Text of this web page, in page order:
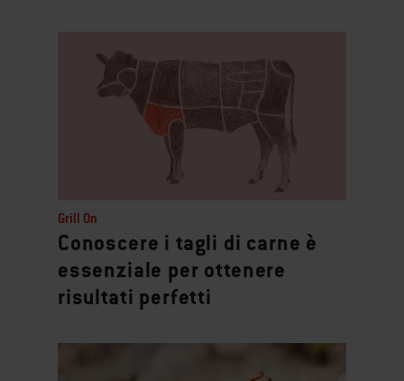
Grill On
Conoscere i tagli di carne è
essenziale per ottenere
risultati perfetti